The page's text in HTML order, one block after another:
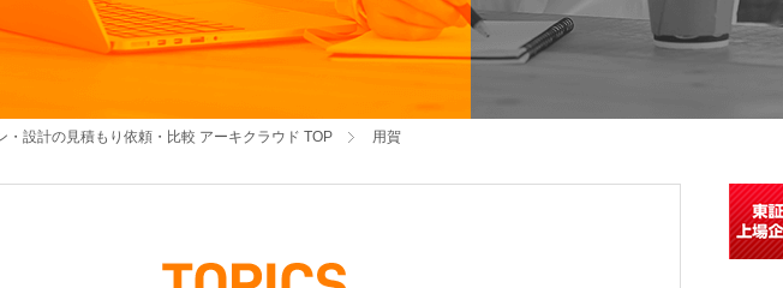
・設計の見積もり依頼・比較 アーキクラウド TOP 用賀